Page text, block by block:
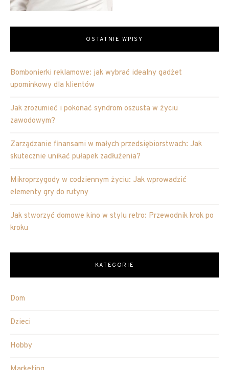
OSTATNIE WPISY
Bombonierki reklamowe: jak wybrać idealny gadżet
upominkowy dla klientów
Jak zrozumieć i pokonać syndrom oszusta w życiu
zawodowym?
Zarządzanie finansami w małych przedsiębiorstwach: Jak
skutecznie unikać pułapek zadłużenia?
Mikroprzygody w codziennym życiu: Jak wprowadzić
elementy gry do rutyny
Jak stworzyć domowe kino w stylu retro: Przewodnik krok po
kroku
KATEGORIE
Dom
Dzieci
Hobby